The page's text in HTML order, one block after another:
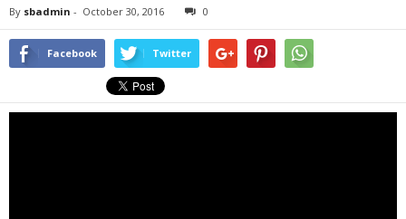
By sbadmin - October 30, 2016 0
Facebook Twitter